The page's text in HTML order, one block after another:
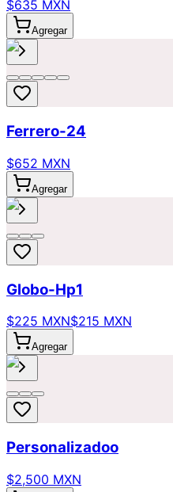
$635 MXN
Agregar
Ferrero-24
$652 MXN
Agregar
Globo-Hp1
$225 MXN$215 MXN
Agregar
Personalizadoo
$2,500 MXN